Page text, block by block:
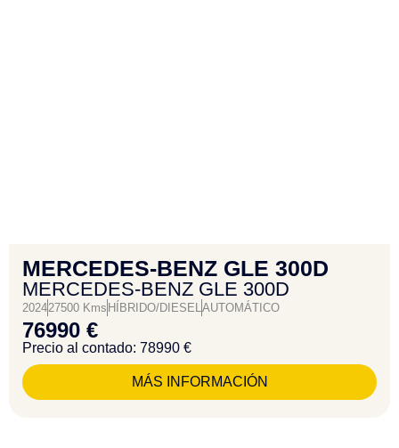
MERCEDES-BENZ GLE 300D
MERCEDES-BENZ GLE 300D
202427500 Kms HÍBRIDO/DIESEL AUTOMÁTICO
76990 €
Precio al contado: 78990 €
MÁS INFORMACIÓN